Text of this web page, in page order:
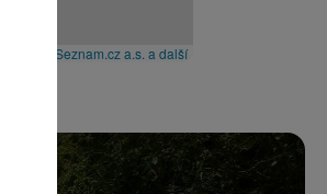
© Seznam.cz a.s. a další